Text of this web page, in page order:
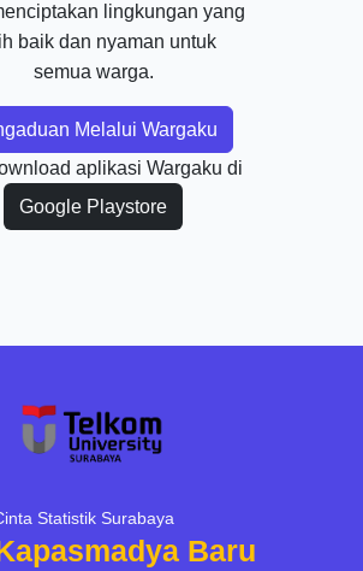
lingkungan yang
baik dan nyaman untuk
semua warga.
Melalui Wargaku
aplikasi Wargaku di
Google Playstore
Statistik Surabaya
Baru